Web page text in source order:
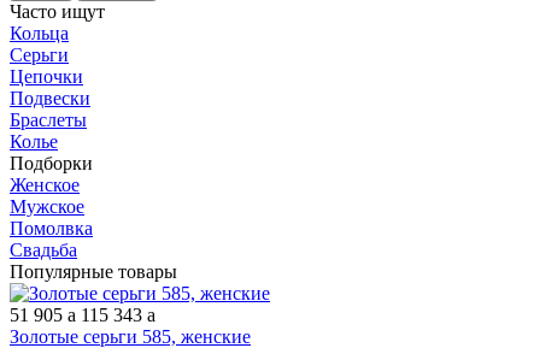
Часто ищут
Кольца
Серьги
Цепочки
Подвески
Браслеты
Колье
Подборки
Женское
Мужское
Помолвка
Свадьба
Популярные товары
51 905 a 115 343 a
Золотые серьги 585, женские